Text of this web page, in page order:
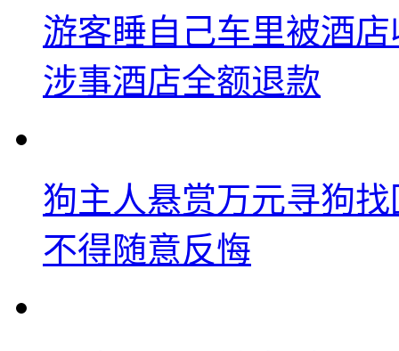
游客睡自己车里被酒
涉事酒店全额退款
狗主人悬赏万元寻狗
不得随意反悔